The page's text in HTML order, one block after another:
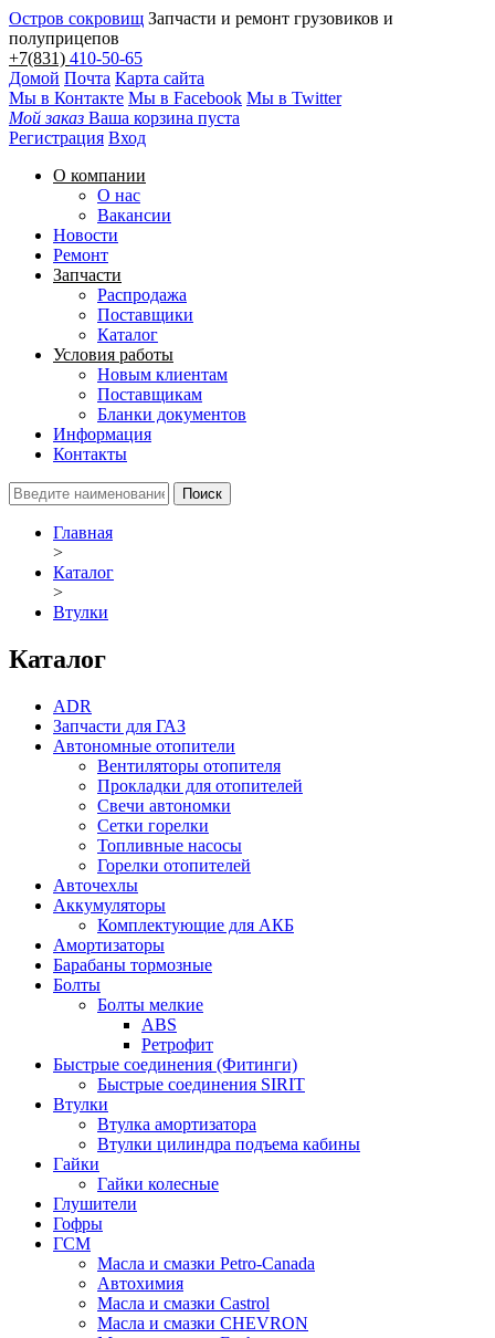
Остров сокровищ Запчасти и ремонт грузовиков и
полуприцепов
+7(831) 410-50-65
Домой Почта Карта сайта
Мы в Контакте Мы в Facebook Мы в Twitter
Мой заказ Ваша корзина пуста
Регистрация Вход
О компании
О нас
Вакансии
Новости
Ремонт
Запчасти
Распродажа
Поставщики
Каталог
Условия работы
Новым клиентам
Поставщикам
Бланки документов
Информация
Контакты
Главная
>
Каталог
>
Втулки
Каталог
ADR
Запчасти для ГАЗ
Автономные отопители
Вентиляторы отопителя
Прокладки для отопителей
Свечи автономки
Сетки горелки
Топливные насосы
Горелки отопителей
Авточехлы
Аккумуляторы
Комплектующие для АКБ
Амортизаторы
Барабаны тормозные
Болты
Болты мелкие
ABS
Ретрофит
Быстрые соединения (Фитинги)
Быстрые соединения SIRIT
Втулки
Втулка амортизатора
Втулки цилиндра подъема кабины
Гайки
Гайки колесные
Глушители
Гофры
ГСМ
Масла и смазки Petro-Canada
Автохимия
Масла и смазки Castrol
Масла и смазки CHEVRON